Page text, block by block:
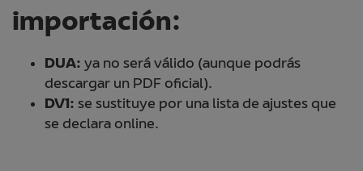
importación:
DUA: ya no será válido (aunque podrás
descargar un PDF oficial).
DV1: se sustituye por una lista de ajustes que
se declara online.